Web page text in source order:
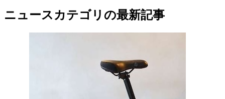
年後に世界的なサプライヤーであ
世界と日本のeバイク事情
ニュース カテゴリの最新記事